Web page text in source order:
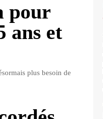
pour
ans et
plus besoin de